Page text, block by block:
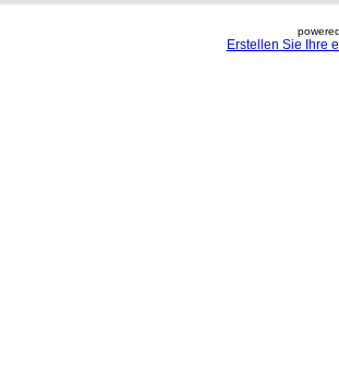
Erstellen Sie Ihre